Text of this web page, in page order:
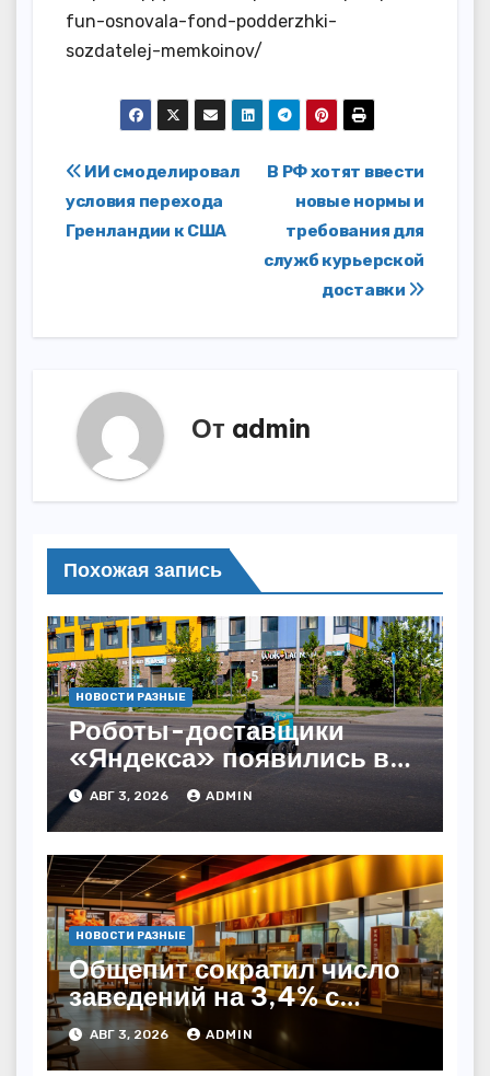
fun-osnovala-fond-podderzhki-
sozdatelej-memkoinov/
Навигация
по
В РФ хотят ввести
новые нормы и
требования для
служб курьерской
доставки
ИИ смоделировал
условия перехода
Гренландии к США
От admin
Похожая запись
НОВОСТИ РАЗНЫЕ
Роботы-доставщики
«Яндекса» появились в
Казахстане
АВГ 3, 2026 ADMIN
НОВОСТИ РАЗНЫЕ
Общепит сократил число
заведений на 3,4% с
начала года — INFOLine
АВГ 3, 2026 ADMIN